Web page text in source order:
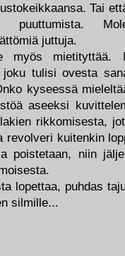
Tai
puuttumista.
juttuja.
myös
tulisi ovesta
kyseessä
aseeksi
rikkomisesta,
revolveri kuitenkin
poistetaan, niin
lopettaa, puhdas
silmille...